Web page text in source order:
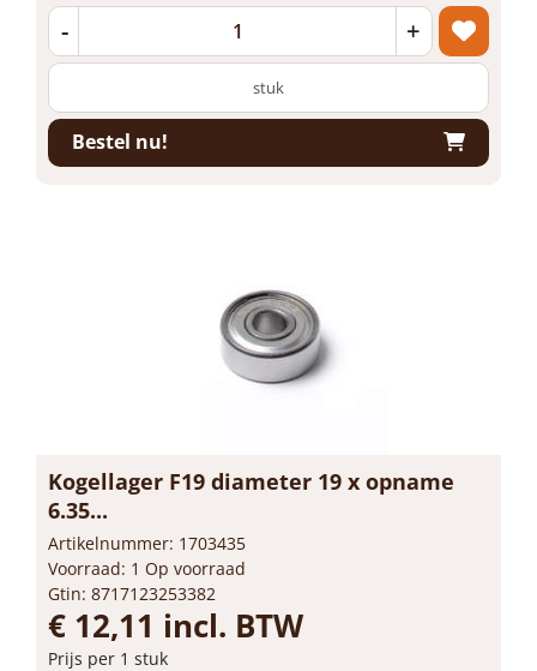
- +
stuk
Bestel nu!
Kogellager F19 diameter 19 x opname
6.35...
Artikelnummer: 1703435
Voorraad: 1 Op voorraad
Gtin: 8717123253382
€ 12,11 incl. BTW
Prijs per 1 stuk